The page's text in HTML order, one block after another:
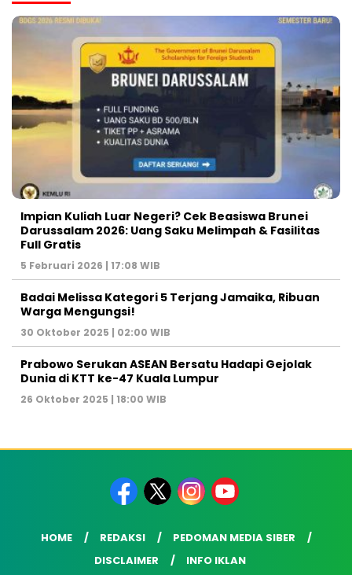
Impian Kuliah Luar Negeri? Cek Beasiswa Brunei
Darussalam 2026: Uang Saku Melimpah & Fasilitas
Full Gratis
5 Februari 2026 | 17:08 WIB
Badai Melissa Kategori 5 Terjang Jamaika, Ribuan
Warga Mengungsi!
30 Oktober 2025 | 02:00 WIB
Prabowo Serukan ASEAN Bersatu Hadapi Gejolak
Dunia di KTT ke-47 Kuala Lumpur
26 Oktober 2025 | 18:00 WIB
HOME REDAKSI
PEDOMAN MEDIA SIBER
DISCLAIMER
INFO IKLAN